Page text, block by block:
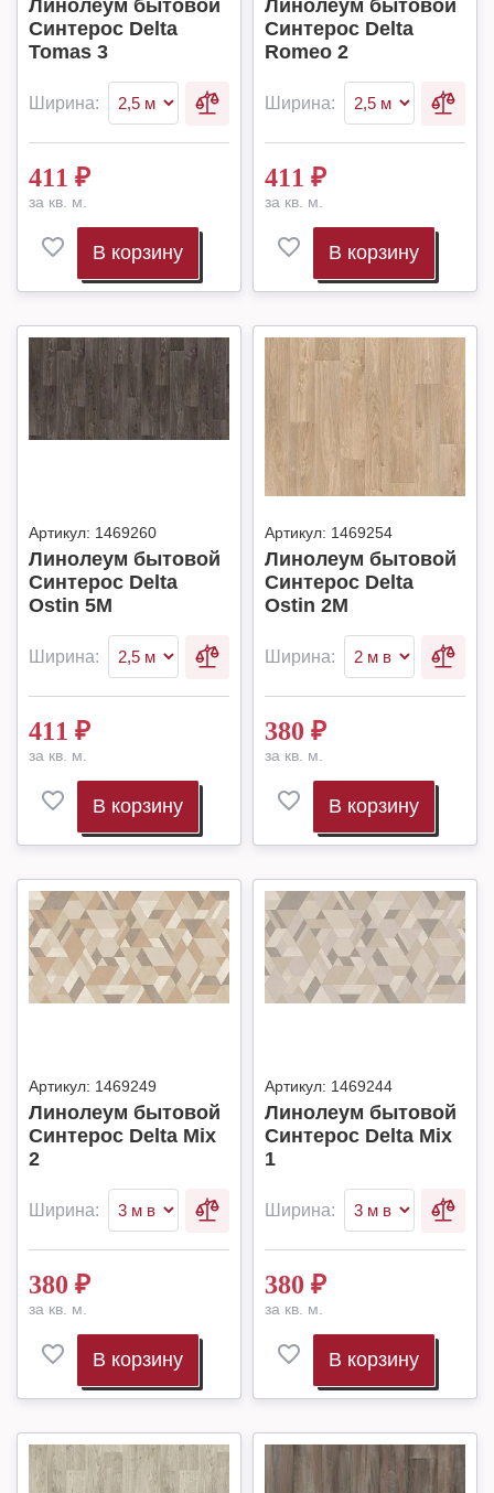
Линолеум бытовой
Синтерос Delta
Tomas 3
Ширина:
411 ₽
за кв. м.
В корзину
Линолеум бытовой
Синтерос Delta
Romeo 2
Ширина:
411 ₽
за кв. м.
В корзину
Артикул: 1469260
Линолеум бытовой
Синтерос Delta
Ostin 5M
Ширина:
411 ₽
за кв. м.
В корзину
Артикул: 1469254
Линолеум бытовой
Синтерос Delta
Ostin 2M
Ширина:
380 ₽
за кв. м.
В корзину
Артикул: 1469249
Линолеум бытовой
Синтерос Delta Mix
2
Ширина:
380 ₽
за кв. м.
В корзину
Артикул: 1469244
Линолеум бытовой
Синтерос Delta Mix
1
Ширина:
380 ₽
за кв. м.
В корзину